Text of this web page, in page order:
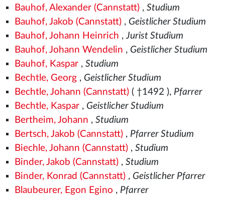
Bauhof, Alexander (Cannstatt), Studium
Bauhof, Jakob (Cannstatt), Geistlicher Studium
Bauhof, Johann Heinrich ,Jurist Studium
Bauhof, Johann Wendelin , Geistlicher Studium
Bauhof, Kaspar, Studium
Bechtle, Georg, Geistlicher Studium
Bechtle, Johann (Cannstatt)( †1492 ), Pfarrer
Bechtle, Kaspar, Geistlicher Studium
Bertheim, Johann , Studium
Bertsch, Jakob (Cannstatt), Pfarrer Studium
Biechle, Johann (Cannstatt), Studium
Binder, Jakob (Cannstatt), Studium
Binder, Konrad (Cannstatt), Geistlicher Pfarrer
Blaubeurer, Egon Egino , Pfarrer